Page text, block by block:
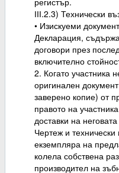
ІІІ.2.3) Технически
• Изискуеми
Декларация,
договори през
включително
2. Когато участника
оригинален
заверено копие) от
правото на
доставки на
Чертеж и технически
екземпляра на
колела собствена
производител на